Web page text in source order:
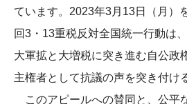
ています。2023年3月13日（月）
回3・13重税反対全国統一行動は
大軍拡と大増税に突き進む自公政
主権者として抗議の声を突き付け
このアピールへの賛同と、公平